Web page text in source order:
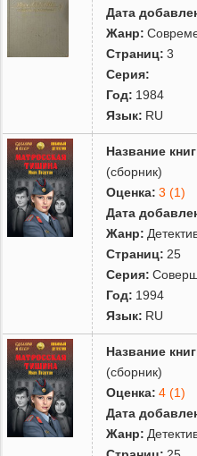
Дата
Жанр:
Страниц: 3
Серия:
Год: 1984
Язык: RU
Название
(сборник)
Оценка: 3 (1)
Дата
Жанр:
Страниц: 25
Серия:
Год: 1994
Язык: RU
Название
(сборник)
Оценка: 4 (1)
Дата
Жанр: